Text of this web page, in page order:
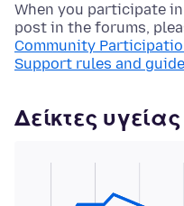
When you participate
post in the forums,
Community
Support rules and
Δείκτες